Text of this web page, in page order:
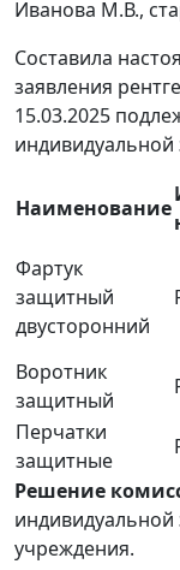
Иванова М.В.,
Составила
заявления
15.03.2025
Наименование
Фартук
защитный
двусторонний
Воротник
защитный
Перчатки
защитные
Решение
индивидуальной
учреждения.